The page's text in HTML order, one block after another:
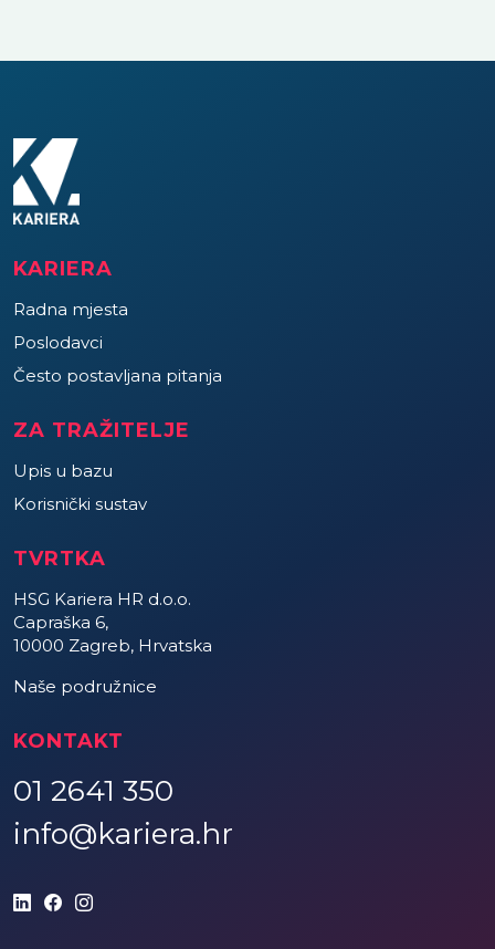
KARIERA
Radna mjesta
Poslodavci
Često postavljana pitanja
ZA TRAŽITELJE
Upis u bazu
Korisnički sustav
TVRTKA
HSG Kariera HR d.o.o.
Capraška 6,
10000 Zagreb, Hrvatska
Naše podružnice
KONTAKT
01 2641 350
info@kariera.hr